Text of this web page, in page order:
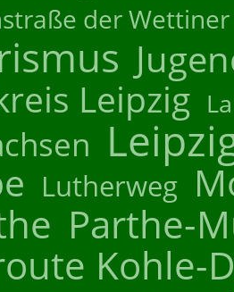
der Wettiner
Leipzig
Lutherweg
Parthe-
Kohle-